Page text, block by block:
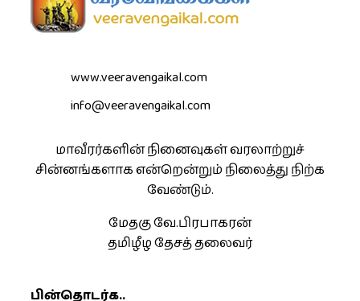
www.veeravengaikal.com
info@veeravengaikal.com
மாவீரர்களின் நினைவுகள் வரலாற்றுச்
சின்னங்களாக என்றென்றும் நிலைத்து நிற்க
வேண்டும்.
மேதகு வே.பிரபாகரன்
தமிழீழ தேசத் தலைவர்
பின்தொடர்க..